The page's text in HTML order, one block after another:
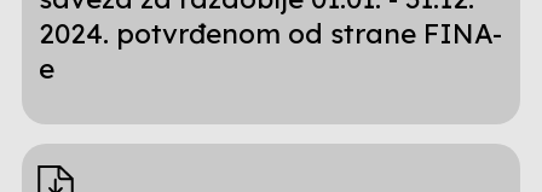
2024. potvrđenom od strane FINA-
e